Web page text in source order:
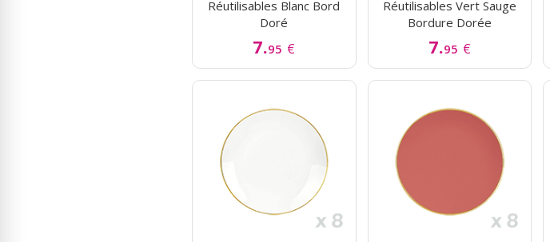
Réutilisables Blanc Bord
Doré
7.95 €
Réutilisables Vert Sauge
Bordure Dorée
7.95 €